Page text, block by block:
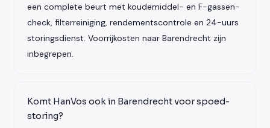
een complete beurt met koudemiddel- en F-gassen-
check, filterreiniging, rendementscontrole en 24-uurs
storingsdienst. Voorrijkosten naar Barendrecht zijn
inbegrepen.
Komt HanVos ook in Barendrecht voor spoed-
storing?